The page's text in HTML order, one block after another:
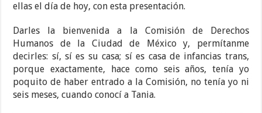
ellas el día de hoy, con esta presentación.
Darles la bienvenida a la Comisión de Derechos
Humanos de la Ciudad de México y, permítanme
decirles: sí, sí es su casa; sí es casa de infancias trans,
porque exactamente, hace como seis años, tenía yo
poquito de haber entrado a la Comisión, no tenía yo ni
seis meses, cuando conocí a Tania.